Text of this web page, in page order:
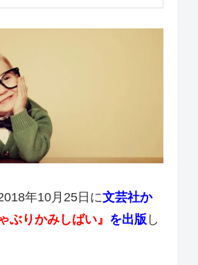
年10月25日に文芸社か
ぶりかみしばい』 を出版 し